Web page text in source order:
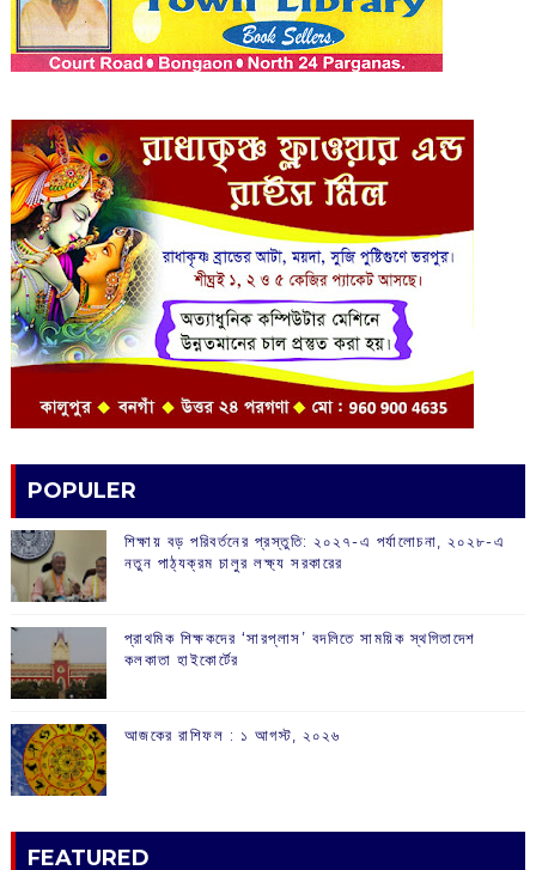
POPULER
শিক্ষায় বড় পরিবর্তনের প্রস্তুতি: ২০২৭-এ পর্যালোচনা, ২০২৮-এ
নতুন পাঠ্যক্রম চালুর লক্ষ্য সরকারের
প্রাথমিক শিক্ষকদের ‘সারপ্লাস’ বদলিতে সাময়িক স্থগিতাদেশ
কলকাতা হাইকোর্টের
আজকের রাশিফল :‌ ‌‌১ আগস্ট, ২০২৬
FEATURED